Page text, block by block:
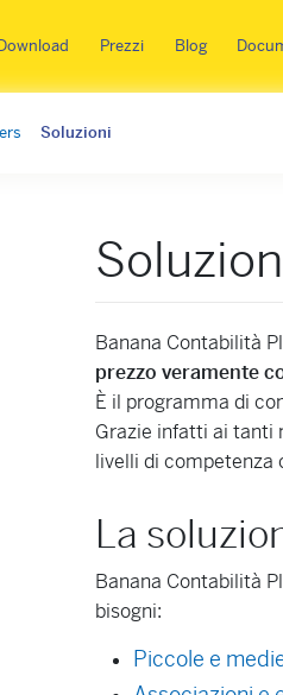
ITPrezzi Blog
Soluzioni
Banana Contabilità
prezzo veramente
È il programma di
Grazie infatti ai tanti
livelli di competenza
La
Banana Contabilità
bisogni:
Piccole e